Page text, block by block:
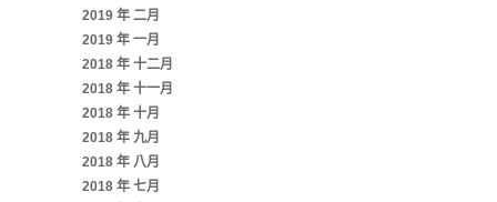
2019 年 二月
2019 年 一月
2018 年 十二月
2018 年 十一月
2018 年 十月
2018 年 九月
2018 年 八月
2018 年 七月